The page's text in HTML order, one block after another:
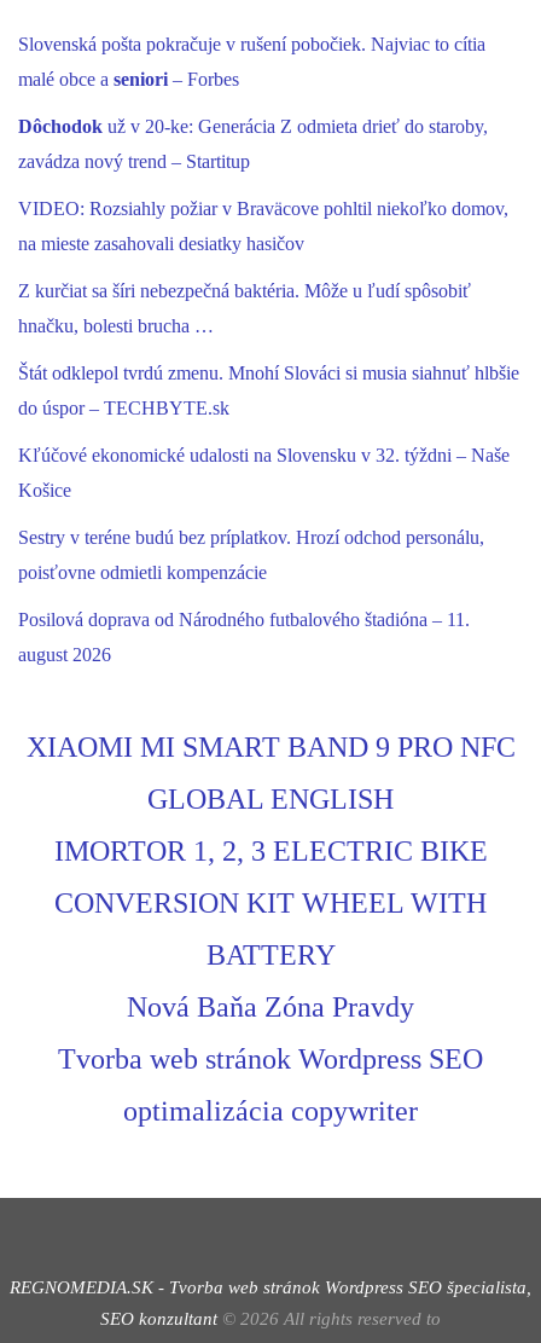
Slovenská pošta pokračuje v rušení pobočiek. Najviac to cítia
malé obce a seniori– Forbes
Dôchodok už v 20-ke: Generácia Z odmieta drieť do staroby,
zavádza nový trend – Startitup
VIDEO: Rozsiahly požiar v Braväcove pohltil niekoľko domov,
na mieste zasahovali desiatky hasičov
Z kurčiat sa šíri nebezpečná baktéria. Môže u ľudí spôsobiť
hnačku, bolesti brucha …
Štát odklepol tvrdú zmenu. Mnohí Slováci si musia siahnuť hlbšie
do úspor – TECHBYTE.sk
Kľúčové ekonomické udalosti na Slovensku v 32. týždni – Naše
Košice
Sestry v teréne budú bez príplatkov. Hrozí odchod personálu,
poisťovne odmietli kompenzácie
Posilová doprava od Národného futbalového štadióna – 11.
august 2026
XIAOMI MI SMART BAND 9 PRO NFC
GLOBAL ENGLISH
IMORTOR 1, 2, 3 ELECTRIC BIKE
CONVERSION KIT WHEEL WITH
BATTERY
Nová Baňa Zóna Pravdy
Tvorba web stránok Wordpress SEO
optimalizácia copywriter
REGNOMEDIA.SK - Tvorba web stránok Wordpress SEO špecialista,
SEO konzultant© 2026 All rights reserved to